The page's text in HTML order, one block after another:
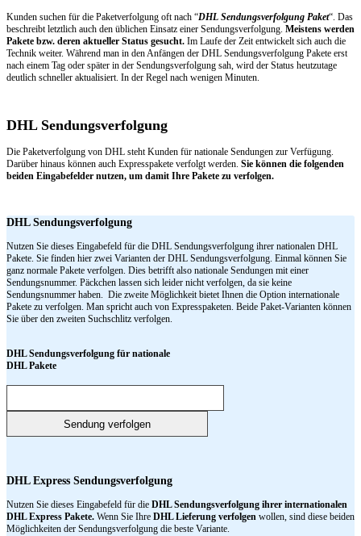
Kunden suchen für die Paketverfolgung oft nach “DHL Sendungsverfolgung Paket“. Das
beschreibt letztlich auch den üblichen Einsatz einer Sendungsverfolgung. Meistens werden
Pakete bzw. deren aktueller Status gesucht. Im Laufe der Zeit entwickelt sich auch die
Technik weiter. Während man in den Anfängen der DHL Sendungsverfolgung Pakete erst
nach einem Tag oder später in der Sendungsverfolgung sah, wird der Status heutzutage
deutlich schneller aktualisiert. In der Regel nach wenigen Minuten.
DHL Sendungsverfolgung
Die Paketverfolgung von DHL steht Kunden für nationale Sendungen zur Verfügung.
Darüber hinaus können auch Expresspakete verfolgt werden. Sie können die folgenden
beiden Eingabefelder nutzen, um damit Ihre Pakete zu verfolgen.
DHL Sendungsverfolgung
Nutzen Sie dieses Eingabefeld für die DHL Sendungsverfolgung ihrer nationalen DHL
Pakete. Sie finden hier zwei Varianten der DHL Sendungsverfolgung. Einmal können Sie
ganz normale Pakete verfolgen. Dies betrifft also nationale Sendungen mit einer
Sendungsnummer. Päckchen lassen sich leider nicht verfolgen, da sie keine
Sendungsnummer haben. Die zweite Möglichkeit bietet Ihnen die Option internationale
Pakete zu verfolgen. Man spricht auch von Expresspaketen. Beide Paket-Varianten können
Sie über den zweiten Suchschlitz verfolgen.
DHL Sendungsverfolgung für nationale
DHL Pakete
DHL Express Sendungsverfolgung
Nutzen Sie dieses Eingabefeld für die DHL Sendungsverfolgung ihrer internationalen
DHL Express Pakete. Wenn Sie Ihre DHL Lieferung verfolgen wollen, sind diese beiden
Möglichkeiten der Sendungsverfolgung die beste Variante.